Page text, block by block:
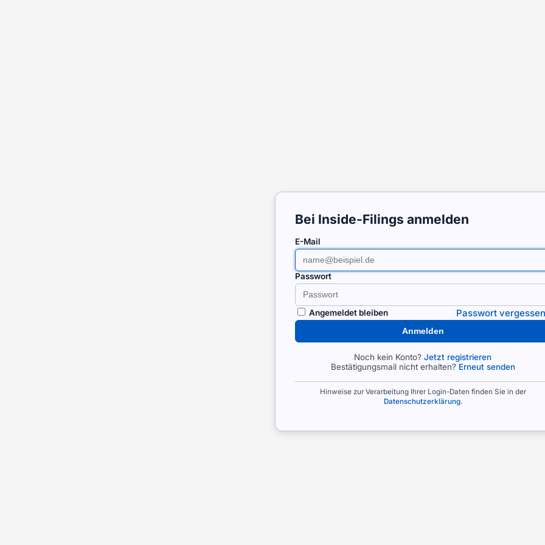
Bei Inside-Filings anmelden
E-Mail
Passwort
Angemeldet bleiben Passwort
Anmelden
Noch kein Konto? Jetzt registrieren
Bestätigungsmail nicht erhalten? Erneut senden
Hinweise zur Verarbeitung Ihrer Login-Daten finden Sie in der
Datenschutzerklärung.